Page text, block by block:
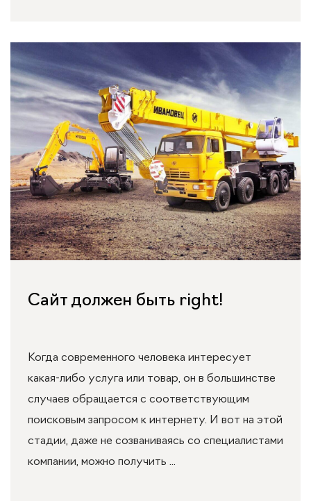
Сайт должен быть right!
Когда современного человека интересует
какая-либо услуга или товар, он в большинстве
случаев обращается с соответствующим
поисковым запросом к интернету. И вот на этой
стадии, даже не созваниваясь со специалистами
компании, можно получить ...